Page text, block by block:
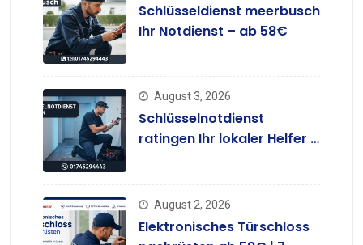
Schlüsseldienst meerbusch
Ihr Notdienst – ab 58€
August 3, 2026
Schlüsselnotdienst
ratingen Ihr lokaler Helfer –
August 2, 2026
Elektronisches Türschloss